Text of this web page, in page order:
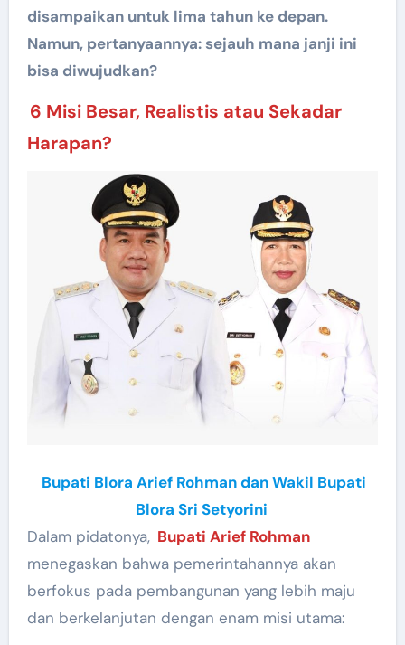
disampaikan untuk lima tahun ke depan.
Namun, pertanyaannya: sejauh mana janji ini
bisa diwujudkan?
6 Misi Besar, Realistis atau Sekadar
Harapan?
Bupati Blora Arief Rohman dan Wakil Bupati
Blora Sri Setyorini
Dalam pidatonya, Bupati Arief Rohman
menegaskan bahwa pemerintahannya akan
berfokus pada pembangunan yang lebih maju
dan berkelanjutan dengan enam misi utama: